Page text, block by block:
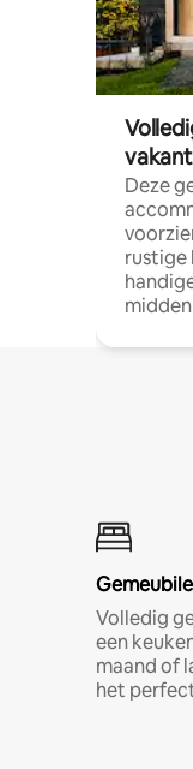
Deze
Volledig
een
maand of
het